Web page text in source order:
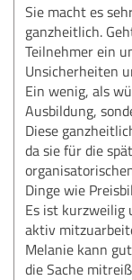
Sie macht es
ganzheitlich.
Teilnehmer ein
Unsicherheiten
Ein wenig, als
Ausbildung,
Diese
da sie für die
Dinge wie
Es ist kurzweilig
aktiv
Melanie kann
die Sache